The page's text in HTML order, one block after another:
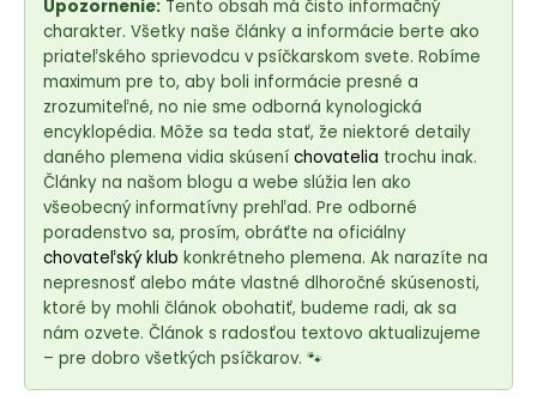
Upozornenie: Tento obsah má čisto informačný
charakter. Všetky naše články a informácie berte ako
priateľského sprievodcu v psíčkarskom svete. Robíme
maximum pre to, aby boli informácie presné a
zrozumiteľné, no nie sme odborná kynologická
encyklopédia. Môže sa teda stať, že niektoré detaily
daného plemena vidia skúsení chovatelia trochu inak.
Články na našom blogu a webe slúžia len ako
všeobecný informatívny prehľad. Pre odborné
poradenstvo sa, prosím, obráťte na oficiálny
chovateľský klub konkrétneho plemena. Ak narazíte na
nepresnosť alebo máte vlastné dlhoročné skúsenosti,
ktoré by mohli článok obohatiť, budeme radi, ak sa
nám ozvete. Článok s radosťou textovo aktualizujeme
– pre dobro všetkých psíčkarov. 🐾
á